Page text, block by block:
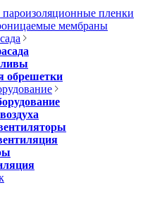
пароизоляционные пленки
мембраны
обрешетки